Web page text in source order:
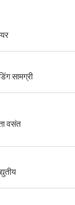
सामग्री
वसंत